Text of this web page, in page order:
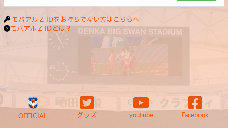
モバアルＺ IDをお持ちでない方はこちらへ
モバアルＺ IDとは？
OFFICIAL グッズ youtube Facebook